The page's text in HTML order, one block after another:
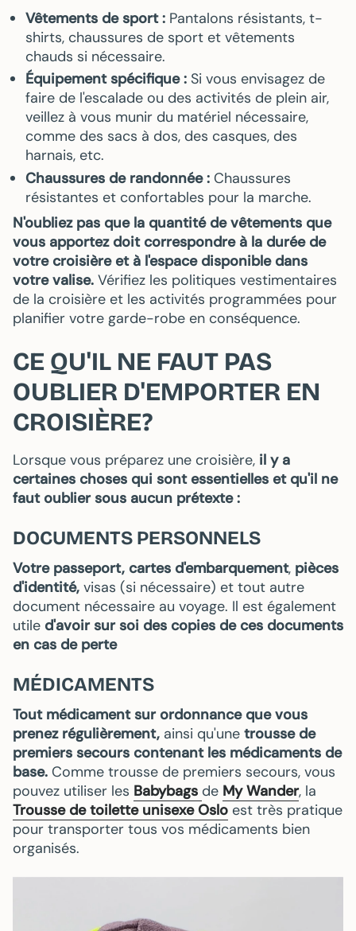
Vêtements de sport : Pantalons résistants, t-
shirts, chaussures de sport et vêtements
chauds si nécessaire.
Équipement spécifique : Si vous envisagez de
faire de l'escalade ou des activités de plein air,
veillez à vous munir du matériel nécessaire,
comme des sacs à dos, des casques, des
harnais, etc.
Chaussures de randonnée : Chaussures
résistantes et confortables pour la marche.
N'oubliez pas que la quantité de vêtements que
vous apportez doit correspondre à la durée de
votre croisière et à l'espace disponible dans
votre valise. Vérifiez les politiques vestimentaires
de la croisière et les activités programmées pour
planifier votre garde-robe en conséquence.
CE QU'IL NE FAUT PAS
OUBLIER D'EMPORTER EN
CROISIÈRE?
Lorsque vous préparez une croisière, il y a
certaines choses qui sont essentielles et qu'il ne
faut oublier sous aucun prétexte :
DOCUMENTS PERSONNELS
Votre passeport, cartes d'embarquement, pièces
d'identité, visas (si nécessaire) et tout autre
document nécessaire au voyage. Il est également
utile d'avoir sur soi des copies de ces documents
en cas de perte
MÉDICAMENTS
Tout médicament sur ordonnance que vous
prenez régulièrement, ainsi qu'une trousse de
premiers secours contenant les médicaments de
base. Comme trousse de premiers secours, vous
pouvez utiliser les Babybags de My Wander, la
Trousse de toilette unisexe Oslo est très pratique
pour transporter tous vos médicaments bien
organisés.